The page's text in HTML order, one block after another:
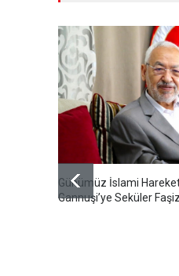
Günümüz İslami
Gannuşi’ye Seküler